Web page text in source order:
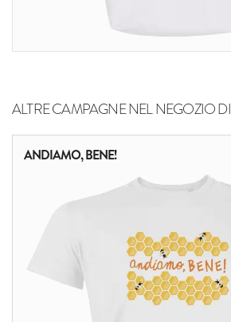
ALTRE CAMPAGNE NEL NEGOZIO DI
ANDIAMO, BENE!